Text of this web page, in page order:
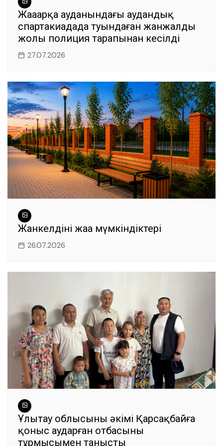
Жаңаарқа ауданындағы аудандық
спартакиадада туындаған жанжалдың
жолы полиция тарапынан кесілді
27.07.2026
Жанкелдінің жаңа мүмкіндіктері
26.07.2026
Ұлытау облысының әкімі Қарсақбайға
қоныс аударған отбасының
тұрмысымен танысты